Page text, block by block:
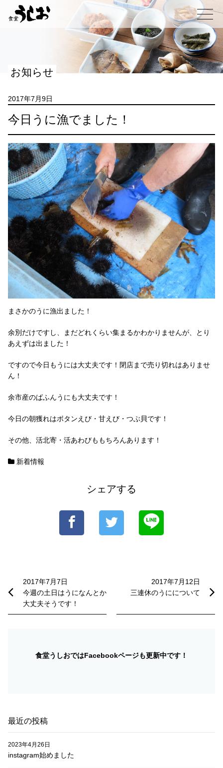
メニュー
お知らせ
2017年7月9日
今日うに漁でました！
まさかのうに漁出ました！
余別だけですし、まだどれくらい集まるかわかりませんが、とり
あえずは出ました！
ですので今日もうには大丈夫です！閉店まで売り切れはありませ
ん！
余市産のばふんうにも大丈夫です！
今日の朝獲れはボタンえび・甘えび・つぶ貝です！
その他、活北寄・活あわびももちろんあります！
新着情報
シェアする
ナ
ビ
2017年7月7日
今週の土日はうになんとか
大丈夫そうです！
2017年7月12日
三連休のうにについて
食堂うしおではFacebookページも更新中です！
最近の投稿
instagram始めました
2023年4月26日